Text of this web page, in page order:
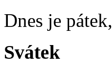
Dnes je pátek,
Svátek